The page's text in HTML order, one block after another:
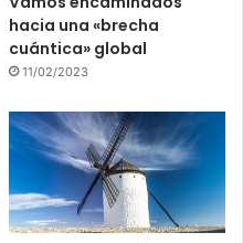
hacia una «brecha
cuántica» global
11/02/2023